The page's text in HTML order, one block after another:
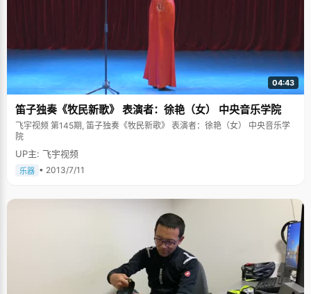
04:43
笛子独奏《牧民新歌》 表演者：徐艳（女） 中央音乐学院
飞宇视频 第145期, 笛子独奏《牧民新歌》 表演者：徐艳（女） 中央音乐学
院
UP主: 飞宇视频
乐器 • 2013/7/11